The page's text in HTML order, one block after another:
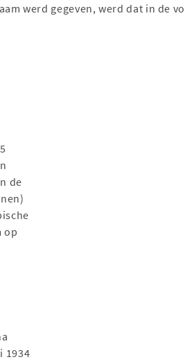
werd gegeven, werd dat in de
de
op
1934